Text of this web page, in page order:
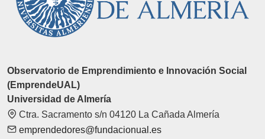
Observatorio de Emprendimiento e Innovación Social
(EmprendeUAL)
Universidad de Almería
Ctra. Sacramento s/n 04120 La Cañada Almería
emprendedores@fundacionual.es